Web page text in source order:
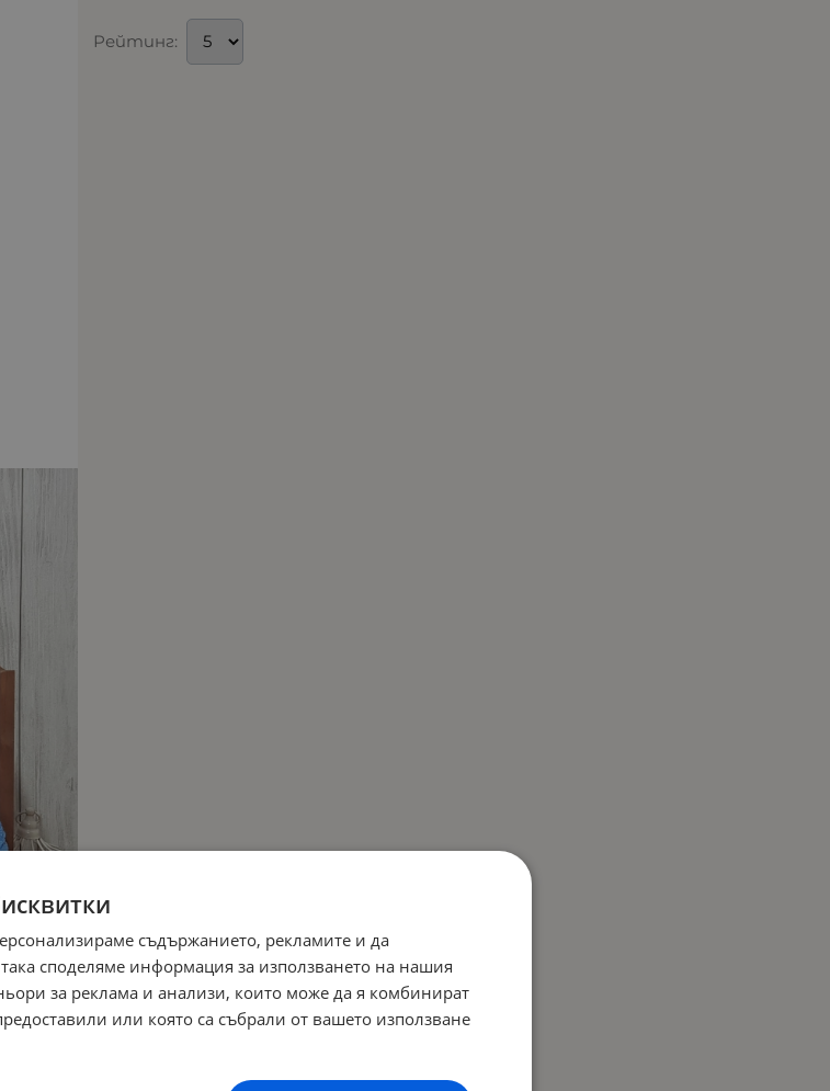
Рейтинг:
съдържанието, рекламите и да
споделяме информация за използването на нашия
за реклама и анализи, които може да я комбинират
или която са събрали от вашето използване